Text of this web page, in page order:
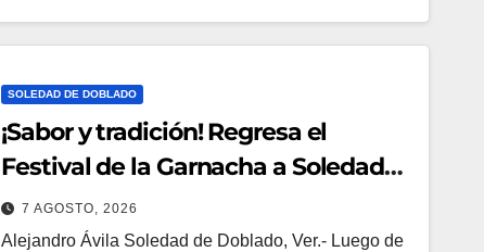
SOLEDAD DE DOBLADO
¡Sabor y tradición! Regresa el
Festival de la Garnacha a Soledad
de Doblado tras dos años de
ausencia
7 AGOSTO, 2026
Alejandro Ávila ​Soledad de Doblado, Ver.- Luego de